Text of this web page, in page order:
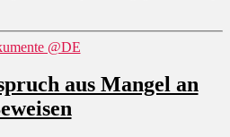
Categories
@DE
aus Mangel an